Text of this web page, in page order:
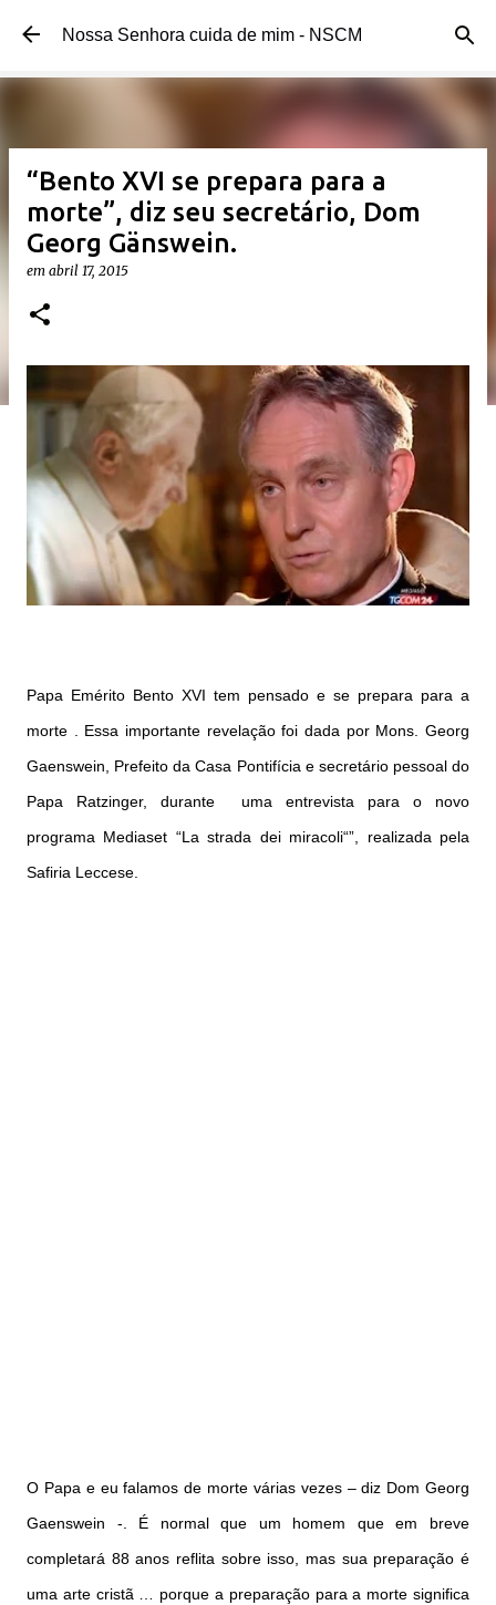
Pular para o conteúdo principal
Nossa Senhora cuida de mim - NSCM
“Bento XVI se prepara para a
morte”, diz seu secretário, Dom
Georg Gänswein.
em abril 17, 2015
Papa Emérito Bento XVI tem pensado e se prepara para a
morte . Essa importante revelação foi dada por Mons. Georg
Gaenswein, Prefeito da Casa Pontifícia e secretário pessoal do
Papa Ratzinger, durante uma entrevista para o novo
programa Mediaset “La strada dei miracoli“”, realizada pela
Safiria Leccese.
O Papa e eu falamos de morte várias vezes – diz Dom Georg
Gaenswein -. É normal que um homem que em breve
completará 88 anos reflita sobre isso, mas sua preparação é
uma arte cristã … porque a preparação para a morte significa